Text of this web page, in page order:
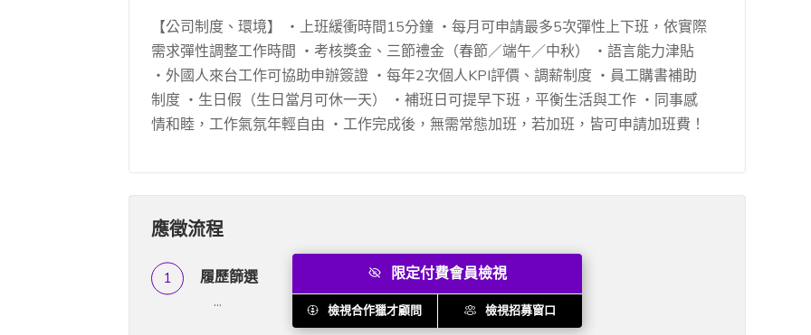
【公司制度、環境】 ・上班緩衝時間15分鐘 ・每月可申請最多5次彈性上下班，依實際
需求彈性調整工作時間 ・考核獎金、三節禮金（春節／端午／中秋） ・語言能力津貼
・外國人來台工作可協助申辦簽證 ・每年2次個人KPI評價、調薪制度 ・員工購書補助
制度 ・生日假（生日當月可休一天） ・補班日可提早下班，平衡生活與工作 ・同事感
情和睦，工作氣氛年輕自由 ・工作完成後，無需常態加班，若加班，皆可申請加班費！
應徵流程
履歷篩選
...
限定付費會員檢視
檢視合作獵才顧問 檢視招募窗口